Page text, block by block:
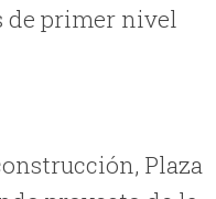
de primer nivel
Plaza